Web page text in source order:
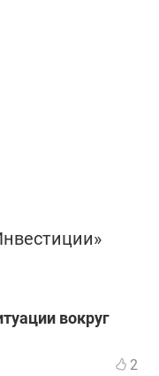
вокруг
2